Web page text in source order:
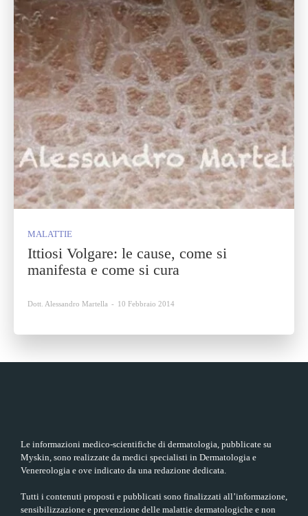
MALATTIE
Ittiosi Volgare: le cause, come si
manifesta e come si cura
Dott. Alessandro Martella - 10 Febbraio 2014
Le informazioni medico-scientifiche di dermatologia, pubblicate su
Myskin, sono realizzate da medici specialisti in Dermatologia e
Venereologia e ove indicato da una redazione dedicata.
Tutti i contenuti proposti e pubblicati sono finalizzati all’informazione,
sensibilizzazione e prevenzione delle malattie dermatologiche e non